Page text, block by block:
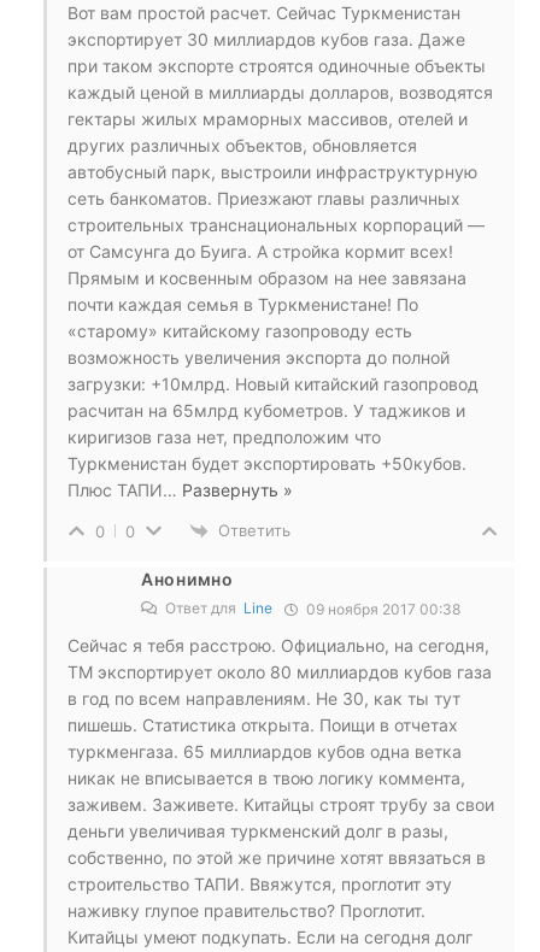
Вот вам простой расчет. Сейчас Туркменистан
экспортирует 30 миллиардов кубов газа. Даже
при таком экспорте строятся одиночные объекты
каждый ценой в миллиарды долларов, возводятся
гектары жилых мраморных массивов, отелей и
других различных объектов, обновляется
автобусный парк, выстроили инфраструктурную
сеть банкоматов. Приезжают главы различных
строительных транснациональных корпораций —
от Самсунга до Буига. А стройка кормит всех!
Прямым и косвенным образом на нее завязана
почти каждая семья в Туркменистане! По
«старому» китайскому газопроводу есть
возможность увеличения экспорта до полной
загрузки: +10млрд. Новый китайский газопровод
расчитан на 65млрд кубометров. У таджиков и
киригизов газа нет, предположим что
Туркменистан будет экспортировать +50кубов.
Плюс ТАПИ… Развернуть »
0 0 Ответить
Анонимно
Ответ для Line 09 ноября 2017 00:38
Сейчас я тебя расстрою. Официально, на сегодня,
ТМ экспортирует около 80 миллиардов кубов газа
в год по всем направлениям. Не 30, как ты тут
пишешь. Статистика открыта. Поищи в отчетах
туркменгаза. 65 миллиардов кубов одна ветка
никак не вписывается в твою логику коммента,
заживем. Заживете. Китайцы строят трубу за свои
деньги увеличивая туркменский долг в разы,
собственно, по этой же причине хотят ввязаться в
строительство ТАПИ. Ввяжутся, проглотит эту
наживку глупое правительство? Проглотит.
Китайцы умеют подкупать. Если на сегодня долг